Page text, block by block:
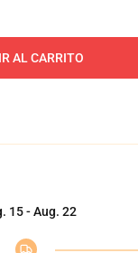
AL CARRITO
15 - Aug. 22